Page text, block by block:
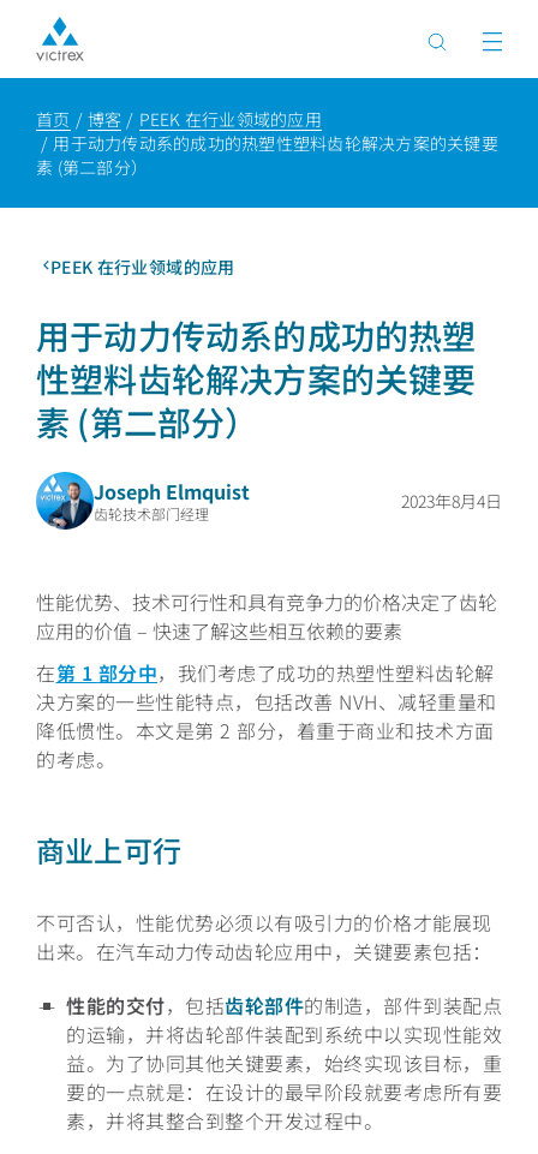
首页 博客
PEEK 在行业领域的应用
用于动力传动系的成功的热塑性塑料齿轮解决方案的关键要
素 (第二部分）
PEEK 在行业领域的应用
用于动力传动系的成功的热塑
性塑料齿轮解决方案的关键要
素 (第二部分）
Joseph Elmquist
齿轮技术部门经理
2023年8月4日
性能优势、技术可行性和具有竞争力的价格决定了齿轮
应用的价值 – 快速了解这些相互依赖的要素
在第 1 部分中，我们考虑了成功的热塑性塑料齿轮解
决方案的一些性能特点，包括改善 NVH、减轻重量和
降低惯性。本文是第 2 部分，着重于商业和技术方面
的考虑。
商业上可行
不可否认，性能优势必须以有吸引力的价格才能展现
出来。在汽车动力传动齿轮应用中，关键要素包括：
性能的交付， 包括齿轮部件的制造，部件到装配点
的运输，并将齿轮部件装配到系统中以实现性能效
益。为了协同其他关键要素，始终实现该目标，重
要的一点就是：在设计的最早阶段就要考虑所有要
素，并将其整合到整个开发过程中。